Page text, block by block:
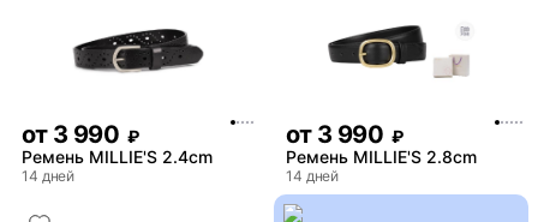
от 3 990 ₽
Ремень MILLIE'S 2.4cm
14 дней
от 3 990 ₽
Ремень MILLIE'S 2.8cm
14 дней